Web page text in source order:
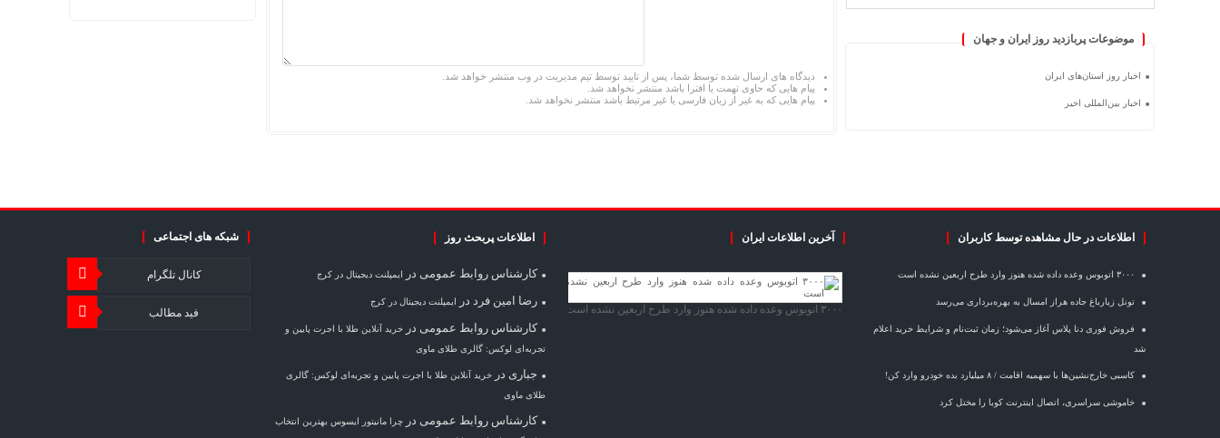
موضوعات پربازدید روز ایران و جهان
اخبار روز استان‌های ایران
اخبار بین‌المللی اخیر
دیدگاه های ارسال شده توسط شما، پس از تایید توسط تیم مدیریت در وب منتشر خواهد شد.
پیام هایی که حاوی تهمت یا افترا باشد منتشر نخواهد شد.
پیام هایی که به غیر از زبان فارسی یا غیر مرتبط باشد منتشر نخواهد شد.
اطلاعات در حال مشاهده توسط کاربران
۳۰۰۰ اتوبوس وعده داده شده هنوز وارد طرح اربعین نشده است
تونل زیارباغ جاده هراز امسال به بهره‌برداری می‌رسد
فروش فوری دنا پلاس آغاز می‌شود؛ زمان ثبت‌نام و شرایط خرید اعلام
شد
کاسبی خارج‌نشین‌ها با سهمیه اقامت / ۸ میلیارد بده خودرو وارد کن!
خاموشی سراسری، اتصال اینترنت کوبا را مختل کرد
آخرین اطلاعات ایران
۳۰۰۰ اتوبوس وعده داده شده هنوز وارد طرح اربعین نشده است
اطلاعات پربحث روز
کارشناس روابط عمومی در ایمپلنت دیجیتال در کرج
رضا امین فرد در ایمپلنت دیجیتال در کرج
کارشناس روابط عمومی درخرید آنلاین طلا با اجرت پایین و
تجربه‌ای لوکس: گالری طلای ماوی
جباری درخرید آنلاین طلا با اجرت پایین و تجربه‌ای لوکس: گالری
طلای ماوی
کارشناس روابط عمومی درچرا مانیتور ایسوس بهترین انتخاب
شبکه های اجتماعی
کانال تلگرام
فید مطالب